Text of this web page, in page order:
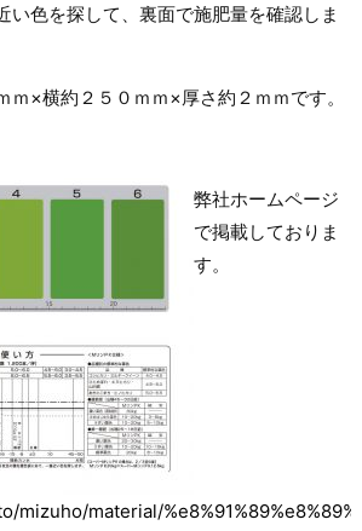
い色を探して、裏面で施肥量を確認しま
ｍ×横約２５０ｍｍ×厚さ約２ｍｍです。
弊社ホームページ
で掲載しておりま
す。
mizuho/material/